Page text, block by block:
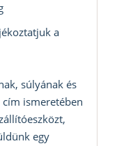
a
súlyának és
ismeretében
egy